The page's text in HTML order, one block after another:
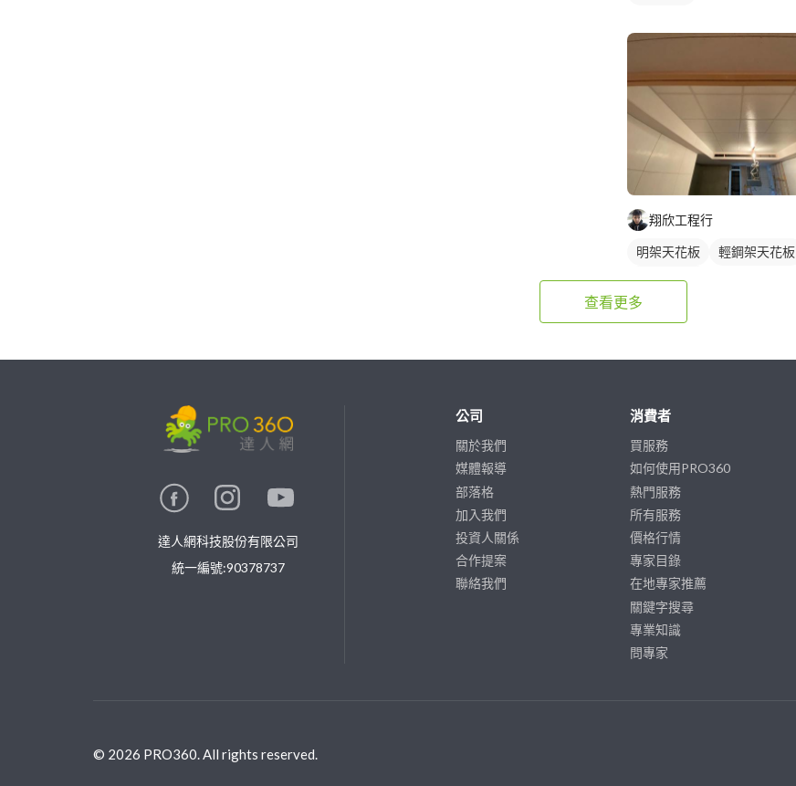
翔欣工程行
明架天花板
輕鋼架天花板
木作天花板
查看更多
達人網科技股份有限公司
統一編號:90378737
公司
關於我們
媒體報導
部落格
加入我們
投資人關係
合作提案
聯絡我們
消費者
買服務
如何使用PRO360
熱門服務
所有服務
價格行情
專家目錄
在地專家推薦
關鍵字搜尋
專業知識
問專家
© 2026 PRO360. All rights reserved.